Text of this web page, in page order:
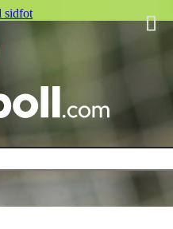
sidfot